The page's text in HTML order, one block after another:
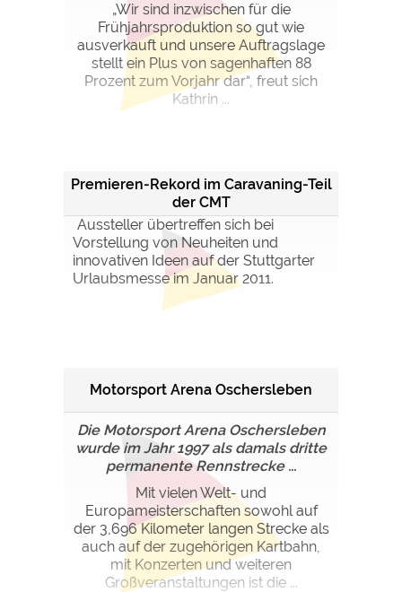
„Wir sind inzwischen für die
Frühjahrsproduktion so gut wie
ausverkauft und unsere Auftragslage
stellt ein Plus von sagenhaften 88
Prozent zum Vorjahr dar“, freut sich
Kathrin ...
Premieren-Rekord im Caravaning-Teil
der CMT
Aussteller übertreffen sich bei
Vorstellung von Neuheiten und
innovativen Ideen auf der Stuttgarter
Urlaubsmesse im Januar 2011.
Motorsport Arena Oschersleben
Die Motorsport Arena Oschersleben
wurde im Jahr 1997 als damals dritte
permanente Rennstrecke ...
Mit vielen Welt- und
Europameisterschaften sowohl auf
der 3,696 Kilometer langen Strecke als
auch auf der zugehörigen Kartbahn,
mit Konzerten und weiteren
Großveranstaltungen ist die ...